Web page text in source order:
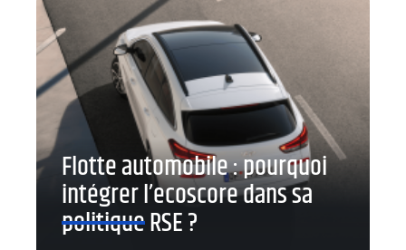
Flotte automobile : pourquoi
intégrer l’ecoscore dans sa
politique RSE ?